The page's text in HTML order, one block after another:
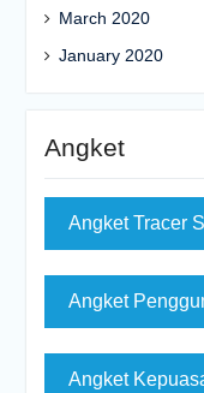
March 2020
January 2020
Angket
Angket Tracer
Angket
Angket